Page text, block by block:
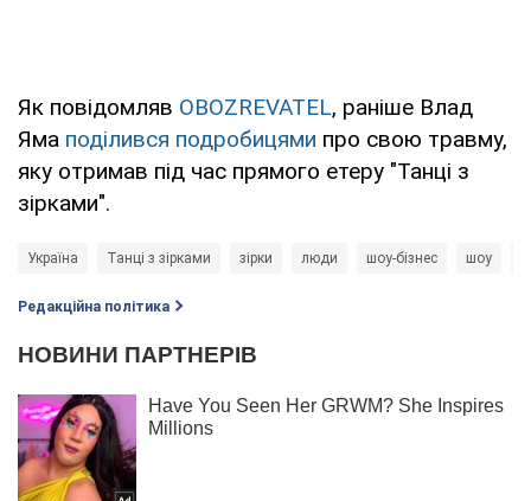
Як повідомляв OBOZREVATEL, раніше Влад
Яма поділився подробицями про свою травму,
яку отримав під час прямого етеру "Танці з
зірками".
Україна Танці з зірками зірки люди шоу-бізнес шоу
Редакційна політика